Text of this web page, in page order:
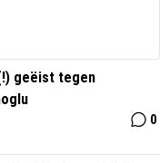
geëist tegen
0